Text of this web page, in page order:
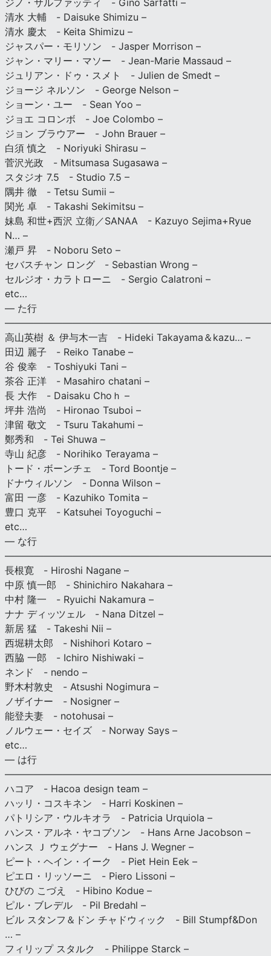
ジノ・サルファッティ - Gino Sarfatti –
清水 大輔 - Daisuke Shimizu –
清水 慶太 - Keita Shimizu –
ジャスパー・モリソン - Jasper Morrison –
ジャン・マリー・マソー - Jean-Marie Massaud –
ジュリアン・ドゥ・スメト - Julien de Smedt –
ジョージ ネルソン - George Nelson –
ショーン・ユー - Sean Yoo –
ジョエ コロンボ - Joe Colombo –
ジョン ブラウアー - John Brauer –
白須 慎之 - Noriyuki Shirasu –
菅沢光政 - Mitsumasa Sugasawa –
スタジオ 7.5 - Studio 7.5 –
隅井 徹 - Tetsu Sumii –
関光 卓 - Takashi Sekimitsu –
妹島 和世+西沢 立衛／SANAA - Kazuyo Sejima+Ryue
N… –
瀬戸 昇 - Noboru Seto –
セバスチャン ロング - Sebastian Wrong –
セルジオ・カラトローニ - Sergio Calatroni –
etc…
— た行
高山英樹 ＆ 伊与木一吉 - Hideki Takayama＆kazu… –
田辺 麗子 - Reiko Tanabe –
谷 俊幸 - Toshiyuki Tani –
茶谷 正洋 - Masahiro chatani –
長 大作 - Daisaku Choｈ –
坪井 浩尚 - Hironao Tsuboi –
津留 敬文 - Tsuru Takahumi –
鄭秀和 - Tei Shuwa –
寺山 紀彦 - Norihiko Terayama –
トード・ボーンチェ - Tord Boontje –
ドナウィルソン - Donna Wilson –
富田 一彦 - Kazuhiko Tomita –
豊口 克平 - Katsuhei Toyoguchi –
etc…
— な行
長根寛 - Hiroshi Nagane –
中原 慎一郎 - Shinichiro Nakahara –
中村 隆一 - Ryuichi Nakamura –
ナナ ディッツェル - Nana Ditzel –
新居 猛 - Takeshi Nii –
西堀耕太郎 - Nishihori Kotaro –
西脇 一郎 - Ichiro Nishiwaki –
ネンド - nendo –
野木村敦史 - Atsushi Nogimura –
ノザイナー - Nosigner –
能登夫妻 - notohusai –
ノルウェー・セイズ - Norway Says –
etc…
— は行
ハコア - Hacoa design team –
ハッリ・コスキネン - Harri Koskinen –
パトリシア・ウルキオラ - Patricia Urquiola –
ハンス・アルネ・ヤコブソン - Hans Arne Jacobson –
ハンス Ｊ ウェグナー - Hans J. Wegner –
ピート・ヘイン・イーク - Piet Hein Eek –
ピエロ・リッソーニ - Piero Lissoni –
ひびの こづえ - Hibino Kodue –
ピル・ブレデル - Pil Bredahl –
ビル スタンフ＆ドン チャドウィック - Bill Stumpf&Don
… –
フィリップ スタルク - Philippe Starck –